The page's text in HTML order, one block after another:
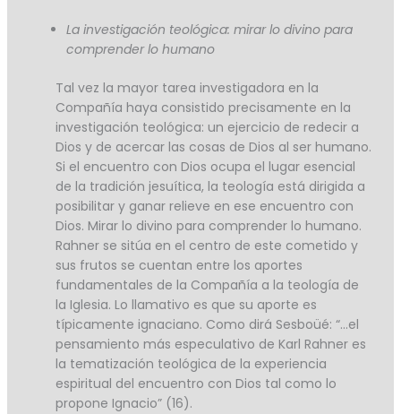
La investigación teológica: mirar lo divino para
comprender lo humano
Tal vez la mayor tarea investigadora en la
Compañía haya consistido precisamente en la
investigación teológica: un ejercicio de redecir a
Dios y de acercar las cosas de Dios al ser humano.
Si el encuentro con Dios ocupa el lugar esencial
de la tradición jesuítica, la teología está dirigida a
posibilitar y ganar relieve en ese encuentro con
Dios. Mirar lo divino para comprender lo humano.
Rahner se sitúa en el centro de este cometido y
sus frutos se cuentan entre los aportes
fundamentales de la Compañía a la teología de
la Iglesia. Lo llamativo es que su aporte es
típicamente ignaciano. Como dirá Sesboüé: “…el
pensamiento más especulativo de Karl Rahner es
la tematización teológica de la experiencia
espiritual del encuentro con Dios tal como lo
propone Ignacio” (16).